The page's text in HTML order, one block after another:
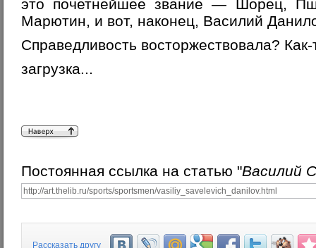
это почетнейшее звание — Шорец,
Марютин, и вот, наконец, Василий
Справедливость восторжествовала? Как-
загрузка...
Постоянная ссылка на статью "Василий
Рассказать другу